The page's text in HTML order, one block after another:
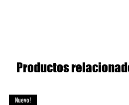
Productos
Nuevo!